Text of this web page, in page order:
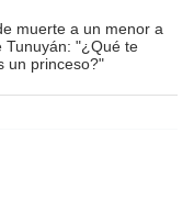
muerte a un menor a
Tunuyán: "¿Qué te
un princeso?"